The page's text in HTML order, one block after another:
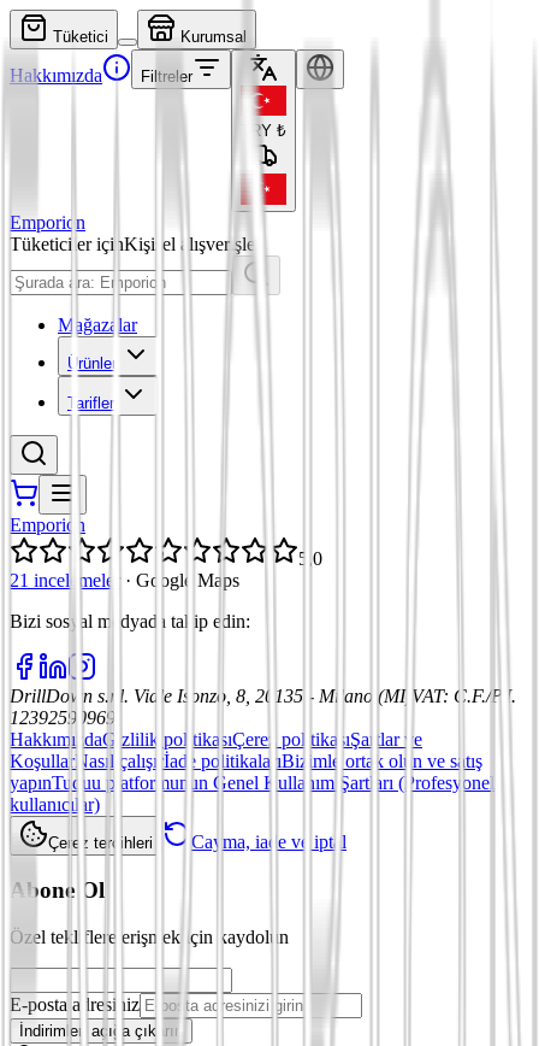
Tüketici Kurumsal
Hakkımızda Filtreler
TRY ₺
Emporion
Tüketiciler içinKişisel alışverişler
Mağazalar
Ürünler
Tarifler
Emporion
5,0
21 incelemeler
· Google Maps
Bizi sosyal medyada takip edin:
DrillDown s.r.l. Viale Isonzo, 8, 20135 - Milano (MI) VAT: C.F./P.I.
12392590969
HakkımızdaGizlilik politikasıÇerez politikasıŞartlar ve
KoşullarNasıl çalışırİade politikalarıBizimle ortak olun ve satış
yapınTuduu platformunun Genel Kullanım Şartları (Profesyonel
kullanıcılar)
Çerez tercihleri Cayma, iade ve iptal
Abone Ol
Özel tekliflere erişmek için kaydolun
E-posta adresiniz
İndirimleri açığa çıkarın